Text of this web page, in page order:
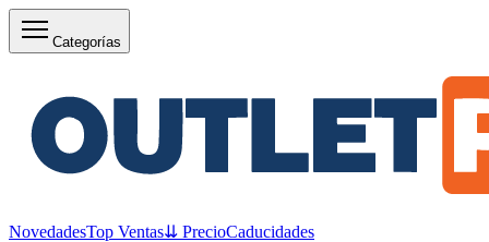
Categorías
NovedadesTop Ventas⇊ PrecioCaducidades